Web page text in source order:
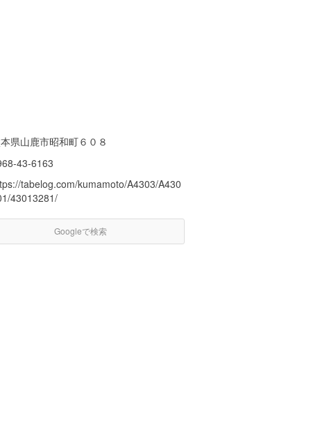
県山鹿市昭和町６０８
43-6163
tabelog.com/kumamoto/A4303/A430
43013281/
Googleで検索